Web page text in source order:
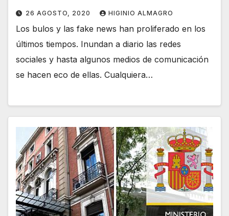
26 AGOSTO, 2020 HIGINIO ALMAGRO
Los bulos y las fake news han proliferado en los
últimos tiempos. Inundan a diario las redes
sociales y hasta algunos medios de comunicación
se hacen eco de ellas. Cualquiera…